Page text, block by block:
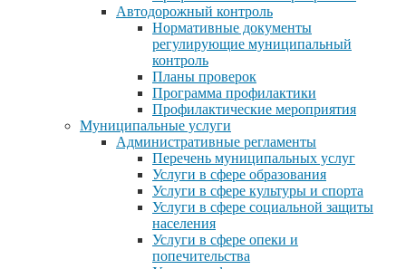
Автодорожный контроль
Нормативные документы
регулирующие муниципальный
контроль
Планы проверок
Программа профилактики
Профилактические мероприятия
Муниципальные услуги
Административные регламенты
Перечень муниципальных услуг
Услуги в сфере образования
Услуги в сфере культуры и спорта
Услуги в сфере социальной защиты
населения
Услуги в сфере опеки и
попечительства